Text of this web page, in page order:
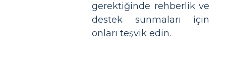
gerektiğinde rehberlik ve
destek sunmaları için
onları teşvik edin.